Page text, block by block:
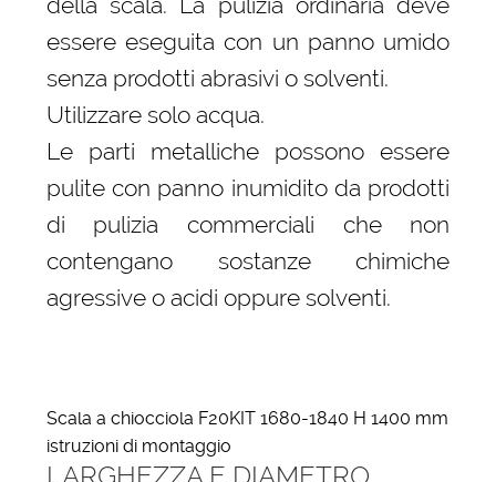
essere eseguita con un panno umido
senza prodotti abrasivi o solventi.
Utilizzare solo acqua.
Le parti metalliche possono essere
pulite con panno inumidito da prodotti
di pulizia commerciali che non
contengano sostanze chimiche
agressive o acidi oppure solventi.
Scala a chiocciola F20KIT 1680-1840 H 1400 mm
istruzioni di montaggio